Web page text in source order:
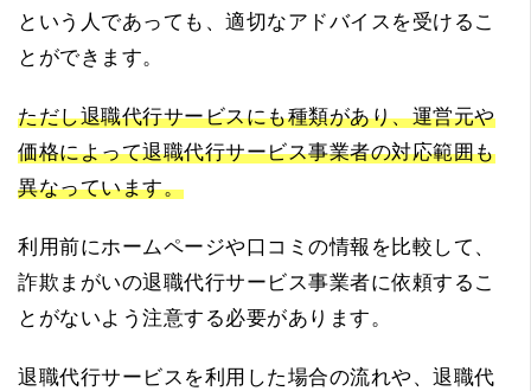
という人であっても、適切なアドバイスを受けるこ
とができます。
ただし退職代行サービスにも種類があり、運営元や
価格によって退職代行サービス事業者の対応範囲も
異なっています。
利用前にホームページや口コミの情報を比較して、
詐欺まがいの退職代行サービス事業者に依頼するこ
とがないよう注意する必要があります。
退職代行サービスを利用した場合の流れや、退職代